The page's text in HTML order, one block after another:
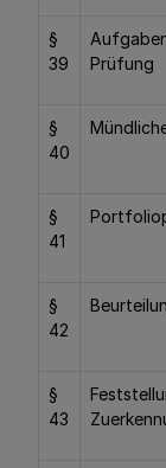
§
39
Prüfung
§
40
§
41
§
42
§
43